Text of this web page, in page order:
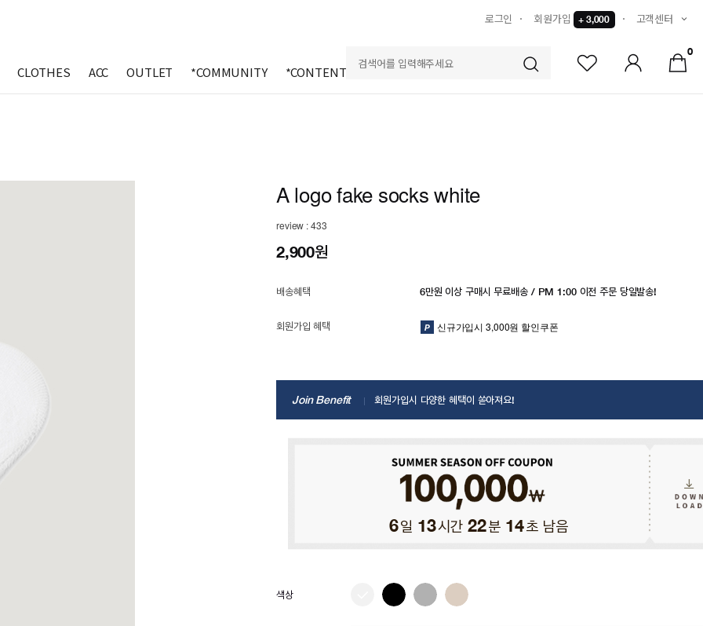
로그인 회원가입 + 3,000 고객센터
CLOTHES ACC OUTLET *COMMUNITY *CONTENTS
0
A logo fake socks white
review : 433
2,900원
배송혜택 6만원 이상 구매시 무료배송 / PM 1:00 이전 주문 당일발송!
회원가입 혜택 신규가입시 3,000원 할인쿠폰
Join Benefit 회원가입시 다양한 혜택이 쏟아져요!
6일 13시간 22분 13초 남음